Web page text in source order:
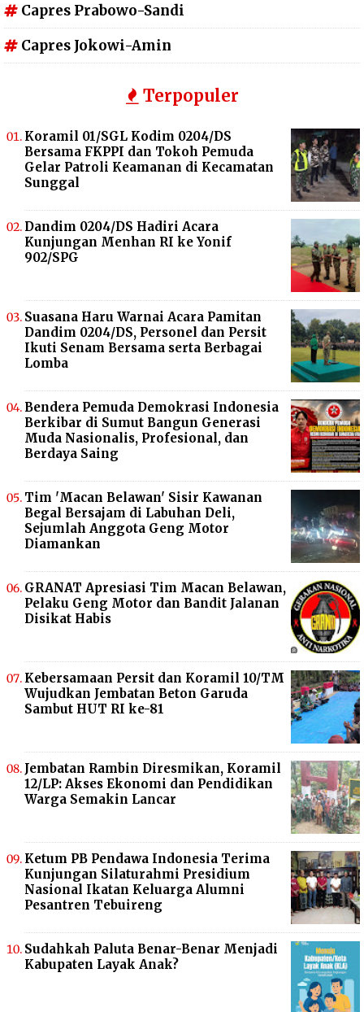
Capres Prabowo-Sandi
Capres Jokowi-Amin
Terpopuler
Koramil 01/SGL Kodim 0204/DS
Bersama FKPPI dan Tokoh Pemuda
Gelar Patroli Keamanan di Kecamatan
Sunggal
Dandim 0204/DS Hadiri Acara
Kunjungan Menhan RI ke Yonif
902/SPG
Suasana Haru Warnai Acara Pamitan
Dandim 0204/DS, Personel dan Persit
Ikuti Senam Bersama serta Berbagai
Lomba
Bendera Pemuda Demokrasi Indonesia
Berkibar di Sumut Bangun Generasi
Muda Nasionalis, Profesional, dan
Berdaya Saing
Tim 'Macan Belawan' Sisir Kawanan
Begal Bersajam di Labuhan Deli,
Sejumlah Anggota Geng Motor
Diamankan
GRANAT Apresiasi Tim Macan Belawan,
Pelaku Geng Motor dan Bandit Jalanan
Disikat Habis
Kebersamaan Persit dan Koramil 10/TM
Wujudkan Jembatan Beton Garuda
Sambut HUT RI ke-81
Jembatan Rambin Diresmikan, Koramil
12/LP: Akses Ekonomi dan Pendidikan
Warga Semakin Lancar
Ketum PB Pendawa Indonesia Terima
Kunjungan Silaturahmi Presidium
Nasional Ikatan Keluarga Alumni
Pesantren Tebuireng
Sudahkah Paluta Benar-Benar Menjadi
Kabupaten Layak Anak?